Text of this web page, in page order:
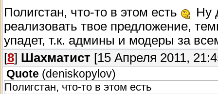
Полигстан, что-то в этом есть
Ну
реализовать твое предложение,
упадет, т.к. админы и модеры за
[8] Шахматист [15 Апреля 2011,
Quote (deniskopylov)
Полигстан, что-то в этом есть